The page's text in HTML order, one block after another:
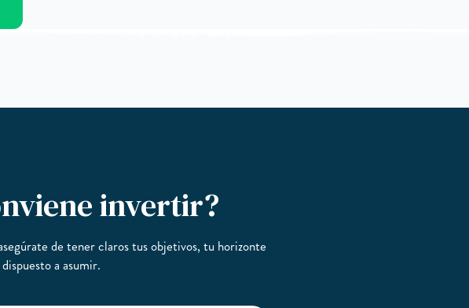
invertir?
de tener claros tus objetivos, tu horizonte
a asumir.